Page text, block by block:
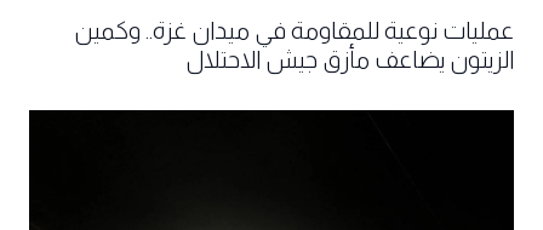
عمليات نوعية للمقاومة في ميدان غزة.. وكمين
الزيتون يضاعف مأزق جيش الاحتلال